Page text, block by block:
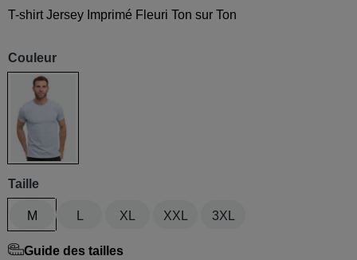
T-shirt Jersey Imprimé Fleuri Ton sur Ton
Couleur
Bleu ciel
Taille
M XL XXL 3XL
Guide des tailles